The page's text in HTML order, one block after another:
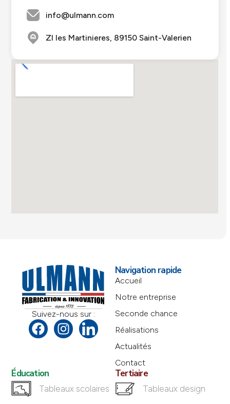
info@ulmann.com
ZI les Martinieres, 89150 Saint-Valerien
Suivez-nous sur :
Navigation rapide
Accueil
Notre entreprise
Seconde chance
Réalisations
Actualités
Contact
Éducation
Tableaux scolaires
Tertiaire
Tableaux design